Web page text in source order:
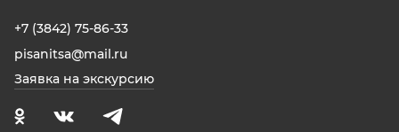
+7 (3842) 75-86-33
pisanitsa@mail.ru
Заявка на экскурсию